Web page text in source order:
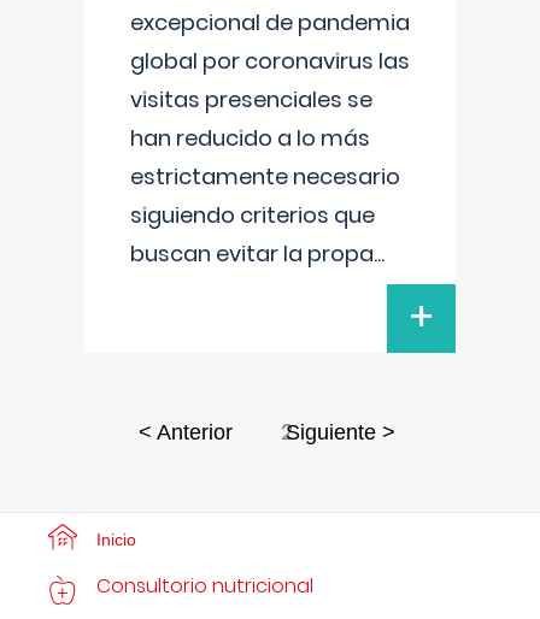
excepcional de pandemia
global por coronavirus las
visitas presenciales se
han reducido a lo más
estrictamente necesario
siguiendo criterios que
buscan evitar la propa...
+
< Anterior 2Siguiente >
Inicio
Consultorio nutricional